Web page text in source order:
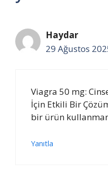
Haydar
29 Ağustos
Viagra 50 mg:
İçin Etkili Bir
bir ürün
Yanıtla